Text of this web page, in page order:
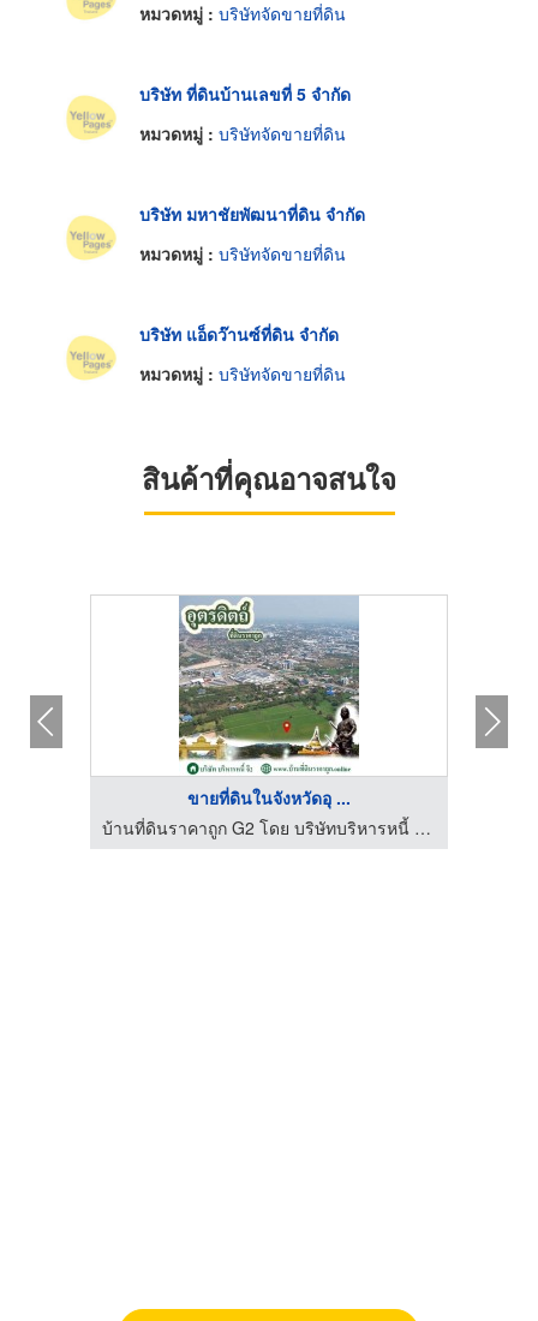
หมวดหมู่ : บริษัทจัดขายที่ดิน
บริษัท ที่ดินบ้านเลขที่ 5 จำกัด
หมวดหมู่ : บริษัทจัดขายที่ดิน
บริษัท มหาชัยพัฒนาที่ดิน จำกัด
หมวดหมู่ : บริษัทจัดขายที่ดิน
บริษัท แอ็ดว๊านซ์ที่ดิน จำกัด
หมวดหมู่ : บริษัทจัดขายที่ดิน
สินค้าที่คุณอาจสนใจ
ขายที่ดินในจังหวัดอุ ...
บ้านที่ดินราคาถูก G2 โดย บริษัทบริหารหนี้ จี2 จำกัด